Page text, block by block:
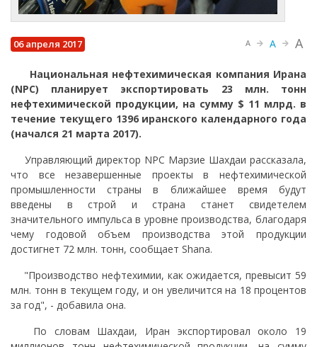
06 апреля 2017 A A A
Национальная нефтехимическая компания Ирана
(NPC) планирует экспортировать 23 млн. тонн
нефтехимической продукции, на сумму $ 11 млрд. в
течение текущего 1396 иранского календарного года
(начался 21 марта 2017).
Управляющий директор NPC Марзие Шахдаи рассказала,
что все незавершенные проекты в нефтехимической
промышленности страны в ближайшее время будут
введены в строй и страна станет свидетелем
значительного импульса в уровне производства, благодаря
чему годовой объем производства этой продукции
достигнет 72 млн. тонн, сообщает Shana.
"Производство нефтехимии, как ожидается, превысит 59
млн. тонн в текущем году, и он увеличится на 18 процентов
за год", - добавила она.
По словам Шахдаи, Иран экспортировал около 19